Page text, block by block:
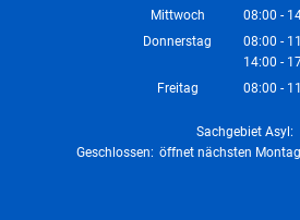
Mittwoch 08:00 -
Donnerstag 08:00 -
14:00 -
Freitag 08:00 -
Sachgebiet Asyl:
Klicken, um weitere Öffnungs- oder
Geschlossen: öffnet nächsten